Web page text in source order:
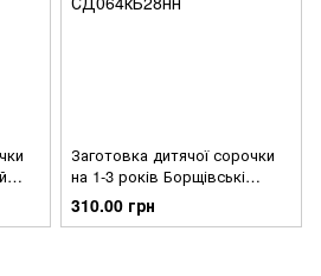
Заготовка дитячої сорочки
на 1-3 років Борщівські
візерунки для вишивки
бісером СД064кБ28нн
310.00 грн